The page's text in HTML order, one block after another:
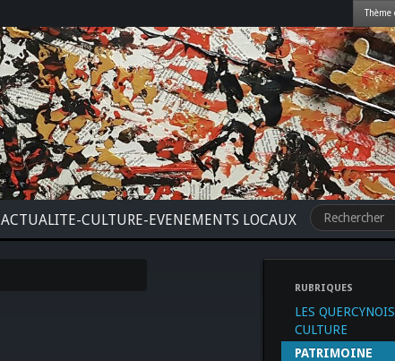
ACTUALITE-CULTURE-EVENEMENTS LOCAUX
RUBRIQUES
LES
CULTURE
PATRIMOINE